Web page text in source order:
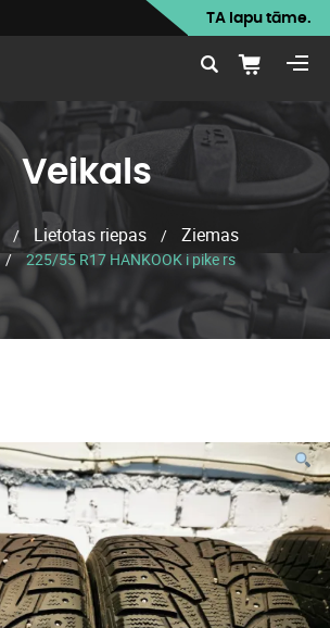
TA lapu tāme.
Veikals
/ Lietotas riepas /
Ziemas
/ 225/55 R17 HANKOOK i pike rs